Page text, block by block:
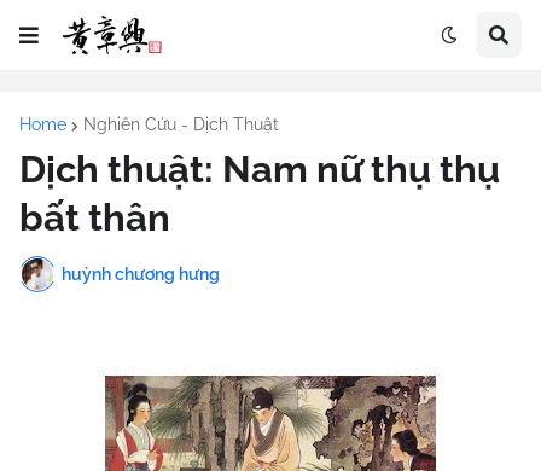
Home Nghiên Cứu - Dịch Thuật
Dịch thuật: Nam nữ thụ thụ
bất thân
huỳnh chương hưng